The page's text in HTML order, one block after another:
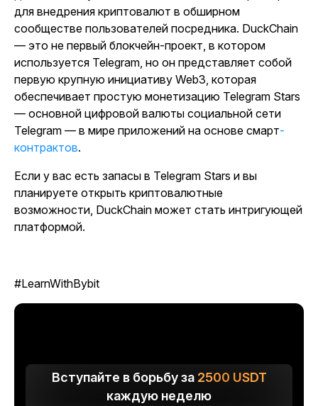
для внедрения криптовалют в обширном
сообществе пользователей посредника. DuckChain
— это не первый блокчейн-проект, в котором
используется Telegram, но он представляет собой
первую крупную инициативу Web3, которая
обеспечивает простую монетизацию Telegram Stars
— основной цифровой валюты социальной сети
Telegram — в мире приложений на основе смарт-
контрактов.
Если у вас есть запасы в Telegram Stars и вы
планируете открыть криптовалютные
возможности, DuckChain может стать интригующей
платформой.
#LearnWithBybit
Вступайте в борьбу за 2500 USDT
каждую неделю